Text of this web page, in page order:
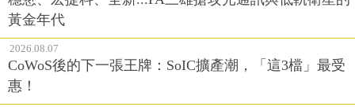
黃金年代
2026.08.07
CoWoS後的下一張王牌：SoIC擴產潮，「這3檔」最受
惠！